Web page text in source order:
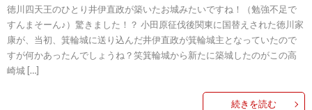
徳川四天王のひとり井伊直政が築いたお城みたいですね！（勉強不足で
すんまそーん♪）驚きました！？ 小田原征伐後関東に国替えされた徳川家
康が、当初、箕輪城に送り込んだ井伊直政が箕輪城主となっていたので
すが何かあったんでしょうね？笑箕輪城から新たに築城したのがこの高
崎城 […]
続きを読む